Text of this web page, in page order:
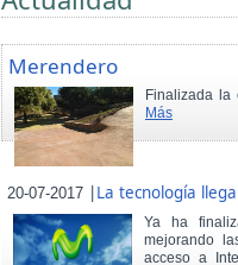
Merendero
Finalizada la
Más
20-07-2017 |La tecnología
Ya ha
mejorando
acceso a